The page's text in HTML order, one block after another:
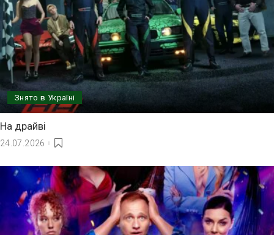
Знято в Україні
На драйві
24.07.2026